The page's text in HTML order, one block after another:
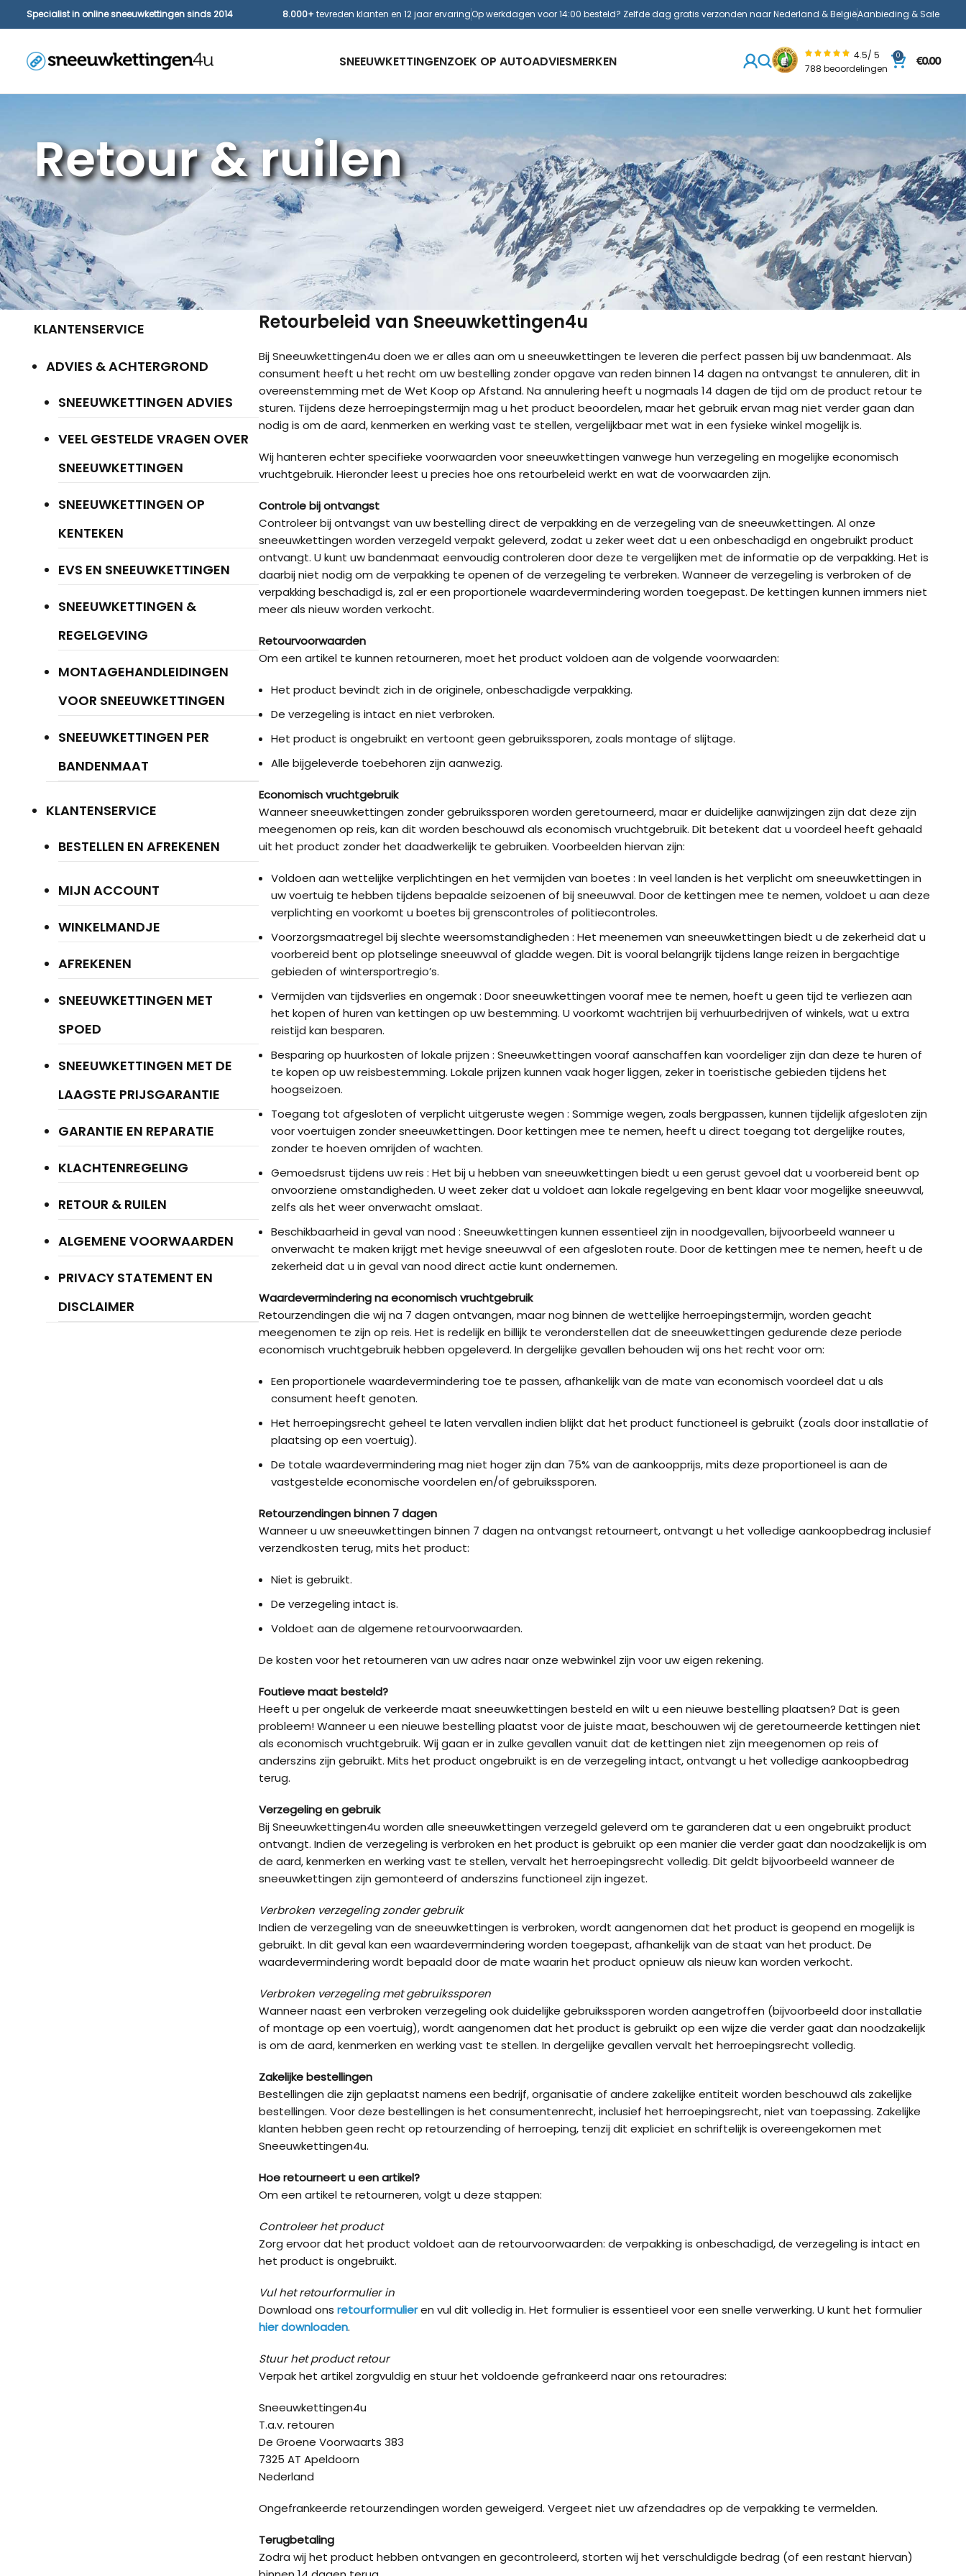
Specialist in online sneeuwkettingen sinds 2014 8.000+ tevreden klanten en 12 jaar ervaringOp werkdagen voor 14:00 besteld? Zelfde dag gratis verzonden naar Nederland & BelgiëAanbieding & Sale
SNEEUWKETTINGENZOEK OP AUTOADVIESMERKEN
König CB-12 König CB-7 (7mm) König
SUV’s
4×4 en SUV
4.5/ 5
788 beoordelingen
0
€0.00
Retour & ruilen
Retourbeleid van Sneeuwkettingen4u
Bij Sneeuwkettingen4u doen we er alles aan om u sneeuwkettingen te leveren die perfect passen bij uw bandenmaat. Als
consument heeft u het recht om uw bestelling zonder opgave van reden binnen 14 dagen na ontvangst te annuleren, dit in
overeenstemming met de Wet Koop op Afstand. Na annulering heeft u nogmaals 14 dagen de tijd om de product retour te
sturen. Tijdens deze herroepingstermijn mag u het product beoordelen, maar het gebruik ervan mag niet verder gaan dan
nodig is om de aard, kenmerken en werking vast te stellen, vergelijkbaar met wat in een fysieke winkel mogelijk is.
Wij hanteren echter specifieke voorwaarden voor sneeuwkettingen vanwege hun verzegeling en mogelijke economisch
vruchtgebruik. Hieronder leest u precies hoe ons retourbeleid werkt en wat de voorwaarden zijn.
Controle bij ontvangst
Controleer bij ontvangst van uw bestelling direct de verpakking en de verzegeling van de sneeuwkettingen. Al onze
sneeuwkettingen worden verzegeld verpakt geleverd, zodat u zeker weet dat u een onbeschadigd en ongebruikt product
ontvangt. U kunt uw bandenmaat eenvoudig controleren door deze te vergelijken met de informatie op de verpakking. Het is
daarbij niet nodig om de verpakking te openen of de verzegeling te verbreken. Wanneer de verzegeling is verbroken of de
verpakking beschadigd is, zal er een proportionele waardevermindering worden toegepast. De kettingen kunnen immers niet
meer als nieuw worden verkocht.
Retourvoorwaarden
Om een artikel te kunnen retourneren, moet het product voldoen aan de volgende voorwaarden:
Het product bevindt zich in de originele, onbeschadigde verpakking.
De verzegeling is intact en niet verbroken.
Het product is ongebruikt en vertoont geen gebruikssporen, zoals montage of slijtage.
Alle bijgeleverde toebehoren zijn aanwezig.
Economisch vruchtgebruik
Wanneer sneeuwkettingen zonder gebruikssporen worden geretourneerd, maar er duidelijke aanwijzingen zijn dat deze zijn
meegenomen op reis, kan dit worden beschouwd als economisch vruchtgebruik. Dit betekent dat u voordeel heeft gehaald
uit het product zonder het daadwerkelijk te gebruiken. Voorbeelden hiervan zijn:
Voldoen aan wettelijke verplichtingen en het vermijden van boetes : In veel landen is het verplicht om sneeuwkettingen in
uw voertuig te hebben tijdens bepaalde seizoenen of bij sneeuwval. Door de kettingen mee te nemen, voldoet u aan deze
verplichting en voorkomt u boetes bij grenscontroles of politiecontroles.
Voorzorgsmaatregel bij slechte weersomstandigheden : Het meenemen van sneeuwkettingen biedt u de zekerheid dat u
voorbereid bent op plotselinge sneeuwval of gladde wegen. Dit is vooral belangrijk tijdens lange reizen in bergachtige
gebieden of wintersportregio’s.
Vermijden van tijdsverlies en ongemak : Door sneeuwkettingen vooraf mee te nemen, hoeft u geen tijd te verliezen aan
het kopen of huren van kettingen op uw bestemming. U voorkomt wachtrijen bij verhuurbedrijven of winkels, wat u extra
reistijd kan besparen.
Besparing op huurkosten of lokale prijzen : Sneeuwkettingen vooraf aanschaffen kan voordeliger zijn dan deze te huren of
te kopen op uw reisbestemming. Lokale prijzen kunnen vaak hoger liggen, zeker in toeristische gebieden tijdens het
hoogseizoen.
Toegang tot afgesloten of verplicht uitgeruste wegen : Sommige wegen, zoals bergpassen, kunnen tijdelijk afgesloten zijn
voor voertuigen zonder sneeuwkettingen. Door kettingen mee te nemen, heeft u direct toegang tot dergelijke routes,
zonder te hoeven omrijden of wachten.
Gemoedsrust tijdens uw reis : Het bij u hebben van sneeuwkettingen biedt u een gerust gevoel dat u voorbereid bent op
onvoorziene omstandigheden. U weet zeker dat u voldoet aan lokale regelgeving en bent klaar voor mogelijke sneeuwval,
zelfs als het weer onverwacht omslaat.
Beschikbaarheid in geval van nood : Sneeuwkettingen kunnen essentieel zijn in noodgevallen, bijvoorbeeld wanneer u
onverwacht te maken krijgt met hevige sneeuwval of een afgesloten route. Door de kettingen mee te nemen, heeft u de
zekerheid dat u in geval van nood direct actie kunt ondernemen.
Waardevermindering na economisch vruchtgebruik
Retourzendingen die wij na 7 dagen ontvangen, maar nog binnen de wettelijke herroepingstermijn, worden geacht
meegenomen te zijn op reis. Het is redelijk en billijk te veronderstellen dat de sneeuwkettingen gedurende deze periode
economisch vruchtgebruik hebben opgeleverd. In dergelijke gevallen behouden wij ons het recht voor om:
Een proportionele waardevermindering toe te passen, afhankelijk van de mate van economisch voordeel dat u als
consument heeft genoten.
Het herroepingsrecht geheel te laten vervallen indien blijkt dat het product functioneel is gebruikt (zoals door installatie of
plaatsing op een voertuig).
De totale waardevermindering mag niet hoger zijn dan 75% van de aankoopprijs, mits deze proportioneel is aan de
vastgestelde economische voordelen en/of gebruikssporen.
Retourzendingen binnen 7 dagen
Wanneer u uw sneeuwkettingen binnen 7 dagen na ontvangst retourneert, ontvangt u het volledige aankoopbedrag inclusief
verzendkosten terug, mits het product:
Niet is gebruikt.
De verzegeling intact is.
Voldoet aan de algemene retourvoorwaarden.
De kosten voor het retourneren van uw adres naar onze webwinkel zijn voor uw eigen rekening.
Foutieve maat besteld?
Heeft u per ongeluk de verkeerde maat sneeuwkettingen besteld en wilt u een nieuwe bestelling plaatsen? Dat is geen
probleem! Wanneer u een nieuwe bestelling plaatst voor de juiste maat, beschouwen wij de geretourneerde kettingen niet
als economisch vruchtgebruik. Wij gaan er in zulke gevallen vanuit dat de kettingen niet zijn meegenomen op reis of
anderszins zijn gebruikt. Mits het product ongebruikt is en de verzegeling intact, ontvangt u het volledige aankoopbedrag
terug.
Verzegeling en gebruik
Bij Sneeuwkettingen4u worden alle sneeuwkettingen verzegeld geleverd om te garanderen dat u een ongebruikt product
ontvangt. Indien de verzegeling is verbroken en het product is gebruikt op een manier die verder gaat dan noodzakelijk is om
de aard, kenmerken en werking vast te stellen, vervalt het herroepingsrecht volledig. Dit geldt bijvoorbeeld wanneer de
sneeuwkettingen zijn gemonteerd of anderszins functioneel zijn ingezet.
Verbroken verzegeling zonder gebruik
Indien de verzegeling van de sneeuwkettingen is verbroken, wordt aangenomen dat het product is geopend en mogelijk is
gebruikt. In dit geval kan een waardevermindering worden toegepast, afhankelijk van de staat van het product. De
waardevermindering wordt bepaald door de mate waarin het product opnieuw als nieuw kan worden verkocht.
Verbroken verzegeling met gebruikssporen
Wanneer naast een verbroken verzegeling ook duidelijke gebruikssporen worden aangetroffen (bijvoorbeeld door installatie
of montage op een voertuig), wordt aangenomen dat het product is gebruikt op een wijze die verder gaat dan noodzakelijk
is om de aard, kenmerken en werking vast te stellen. In dergelijke gevallen vervalt het herroepingsrecht volledig.
Zakelijke bestellingen
Bestellingen die zijn geplaatst namens een bedrijf, organisatie of andere zakelijke entiteit worden beschouwd als zakelijke
bestellingen. Voor deze bestellingen is het consumentenrecht, inclusief het herroepingsrecht, niet van toepassing. Zakelijke
klanten hebben geen recht op retourzending of herroeping, tenzij dit expliciet en schriftelijk is overeengekomen met
Sneeuwkettingen4u.
Hoe retourneert u een artikel?
Om een artikel te retourneren, volgt u deze stappen:
Controleer het product
Zorg ervoor dat het product voldoet aan de retourvoorwaarden: de verpakking is onbeschadigd, de verzegeling is intact en
het product is ongebruikt.
Vul het retourformulier in
Download ons retourformulieren vul dit volledig in. Het formulier is essentieel voor een snelle verwerking. U kunt het formulier
hier downloaden.
Stuur het product retour
Verpak het artikel zorgvuldig en stuur het voldoende gefrankeerd naar ons retouradres:
Sneeuwkettingen4u
T.a.v. retouren
De Groene Voorwaarts 383
7325 AT Apeldoorn
Nederland
Ongefrankeerde retourzendingen worden geweigerd. Vergeet niet uw afzendadres op de verpakking te vermelden.
Terugbetaling
Zodra wij het product hebben ontvangen en gecontroleerd, storten wij het verschuldigde bedrag (of een restant hiervan)
KLANTENSERVICE
ADVIES & ACHTERGROND
SNEEUWKETTINGEN ADVIES
VEEL GESTELDE VRAGEN OVER
SNEEUWKETTINGEN
SNEEUWKETTINGEN OP
KENTEKEN
EVS EN SNEEUWKETTINGEN
SNEEUWKETTINGEN &
REGELGEVING
MONTAGEHANDLEIDINGEN
VOOR SNEEUWKETTINGEN
SNEEUWKETTINGEN PER
BANDENMAAT
KLANTENSERVICE
BESTELLEN EN AFREKENEN
MIJN ACCOUNT
WINKELMANDJE
AFREKENEN
SNEEUWKETTINGEN MET
SPOED
SNEEUWKETTINGEN MET DE
LAAGSTE PRIJSGARANTIE
GARANTIE EN REPARATIE
KLACHTENREGELING
RETOUR & RUILEN
ALGEMENE VOORWAARDEN
PRIVACY STATEMENT EN
DISCLAIMER